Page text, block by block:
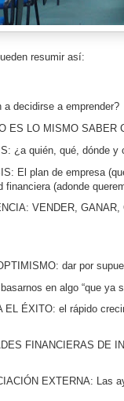
resumir así:
decidirse a emprender?
ES LO MISMO SABER
¿a quién, qué, dónde
El plan de empresa
(adonde
VENDER, GANAR,
dar por
en algo “que ya
EL ÉXITO: el rápido
FINANCIERAS DE
EXTERNA: Las